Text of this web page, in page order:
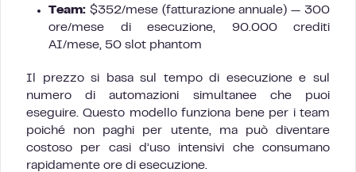
Team: $352/mese (fatturazione annuale) — 300
ore/mese di esecuzione, 90.000 crediti
AI/mese, 50 slot phantom
Il prezzo si basa sul tempo di esecuzione e sul
numero di automazioni simultanee che puoi
eseguire. Questo modello funziona bene per i team
poiché non paghi per utente, ma può diventare
costoso per casi d’uso intensivi che consumano
rapidamente ore di esecuzione.